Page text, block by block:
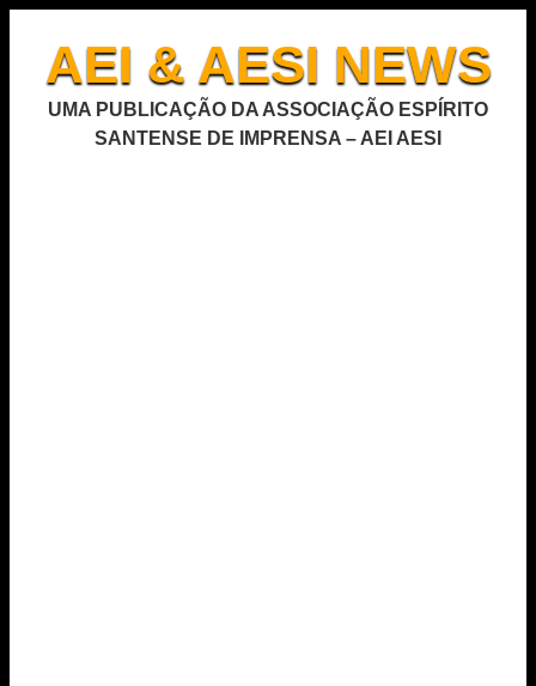
AEI & AESI NEWS
UMA PUBLICAÇÃO DA ASSOCIAÇÃO ESPÍRITO
SANTENSE DE IMPRENSA – AEI AESI